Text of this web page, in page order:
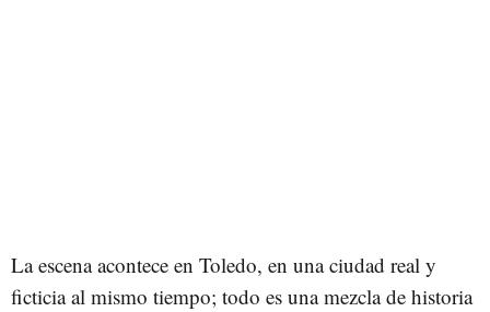
La escena acontece en Toledo, en una ciudad real y
ficticia al mismo tiempo; todo es una mezcla de historia